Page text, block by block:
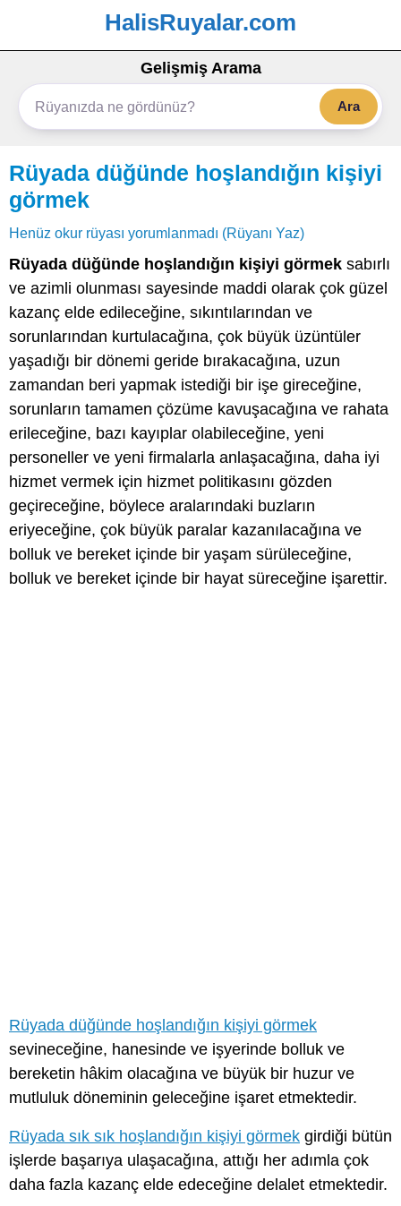
HalisRuyalar.com
Gelişmiş Arama
Ara
Rüyada düğünde hoşlandığın kişiyi
görmek
Henüz okur rüyası yorumlanmadı (Rüyanı Yaz)
Rüyada düğünde hoşlandığın kişiyi görmek sabırlı
ve azimli olunması sayesinde maddi olarak çok güzel
kazanç elde edileceğine, sıkıntılarından ve
sorunlarından kurtulacağına, çok büyük üzüntüler
yaşadığı bir dönemi geride bırakacağına, uzun
zamandan beri yapmak istediği bir işe gireceğine,
sorunların tamamen çözüme kavuşacağına ve rahata
erileceğine, bazı kayıplar olabileceğine, yeni
personeller ve yeni firmalarla anlaşacağına, daha iyi
hizmet vermek için hizmet politikasını gözden
geçireceğine, böylece aralarındaki buzların
eriyeceğine, çok büyük paralar kazanılacağına ve
bolluk ve bereket içinde bir yaşam sürüleceğine,
bolluk ve bereket içinde bir hayat süreceğine işarettir.
Rüyada düğünde hoşlandığın kişiyi görmek
sevineceğine, hanesinde ve işyerinde bolluk ve
bereketin hâkim olacağına ve büyük bir huzur ve
mutluluk döneminin geleceğine işaret etmektedir.
Rüyada sık sık hoşlandığın kişiyi görmek girdiği bütün
işlerde başarıya ulaşacağına, attığı her adımla çok
daha fazla kazanç elde edeceğine delalet etmektedir.